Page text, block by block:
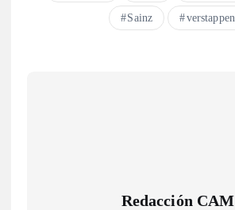
Sainz verstappen
Redacción CAM